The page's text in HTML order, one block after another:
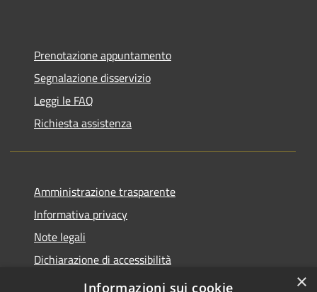
Prenotazione appuntamento
Segnalazione disservizio
Leggi le FAQ
Richiesta assistenza
Amministrazione trasparente
Informativa privacy
Note legali
Dichiarazione di accessibilità
Piano di miglioramento del sito
×
Informazioni sui cookie